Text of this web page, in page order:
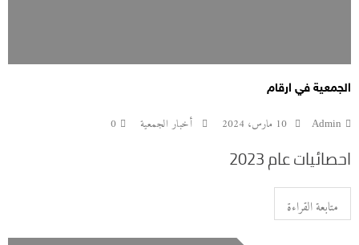
الجمعية في ارقام
Admin 10 مارس، 2024 أخبار الجمعية 0
احصائيات عام 2023
متابعة القراءة